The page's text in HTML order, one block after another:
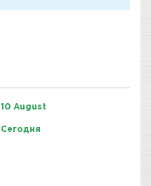
10 August
Сегодня